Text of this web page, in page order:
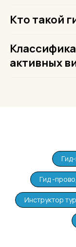
Кто такой
активных
Гид -
Инструктор